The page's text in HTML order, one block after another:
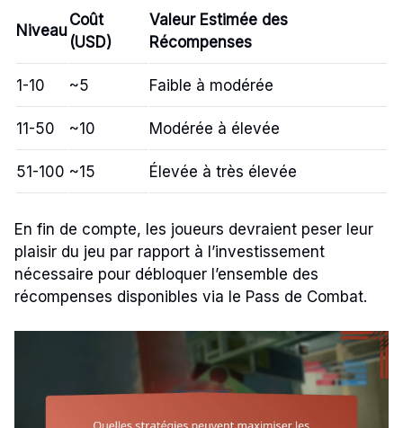
Niveau
Coût
(USD)
Valeur Estimée des
Récompenses
1-10 ~5 Faible à modérée
11-50 ~10 Modérée à élevée
51-100 ~15 Élevée à très élevée
En fin de compte, les joueurs devraient peser leur
plaisir du jeu par rapport à l’investissement
nécessaire pour débloquer l’ensemble des
récompenses disponibles via le Pass de Combat.